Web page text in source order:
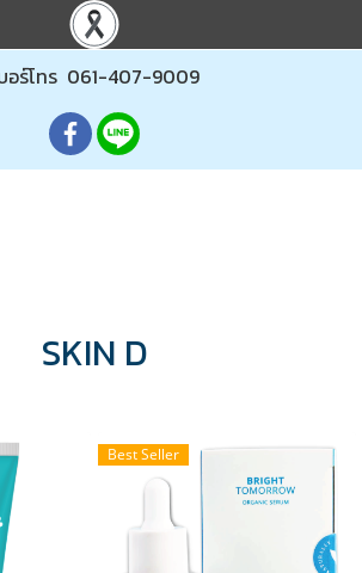
อร์โทร 061-407-9009
SKIN D
Best Seller